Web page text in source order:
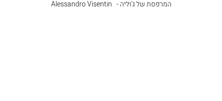
המרפסת של ג'וליה -   Alessandro Visentin